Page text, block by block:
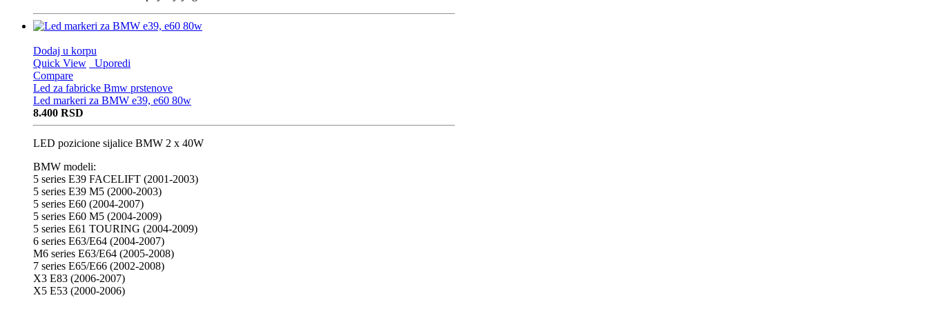
Dodaj u korpu
Quick View
Uporedi
Compare
Led za fabricke Bmw prstenove
Led markeri za BMW e39, e60 80w
8.400 RSD
LED pozicione sijalice BMW 2 x 40W
BMW modeli:
5 series E39 FACELIFT (2001-2003)
5 series E39 M5 (2000-2003)
5 series E60 (2004-2007)
5 series E60 M5 (2004-2009)
5 series E61 TOURING (2004-2009)
6 series E63/E64 (2004-2007)
M6 series E63/E64 (2005-2008)
7 series E65/E66 (2002-2008)
X3 E83 (2006-2007)
X5 E53 (2000-2006)